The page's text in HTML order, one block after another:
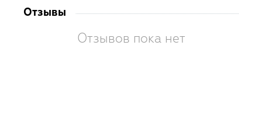
Отзывы
Отзывов пока нет